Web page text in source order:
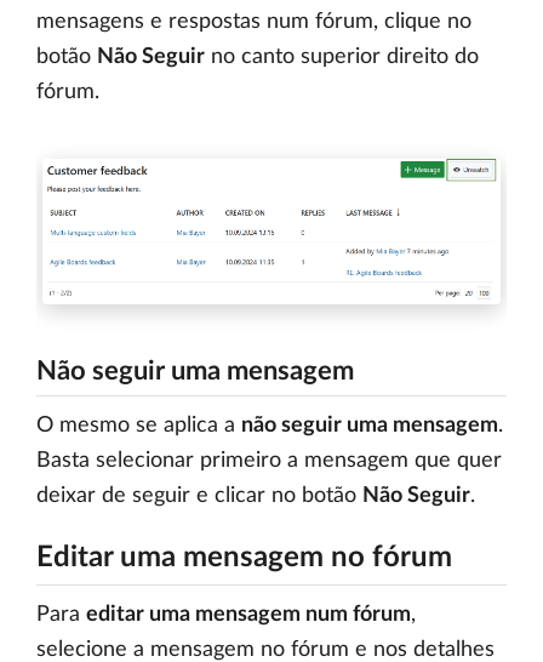
mensagens e respostas num fórum, clique no
botão Não Seguir no canto superior direito do
fórum.
Não seguir uma mensagem
O mesmo se aplica a não seguir uma mensagem.
Basta selecionar primeiro a mensagem que quer
deixar de seguir e clicar no botão Não Seguir.
Editar uma mensagem no fórum
Para editar uma mensagem num fórum,
selecione a mensagem no fórum e nos detalhes